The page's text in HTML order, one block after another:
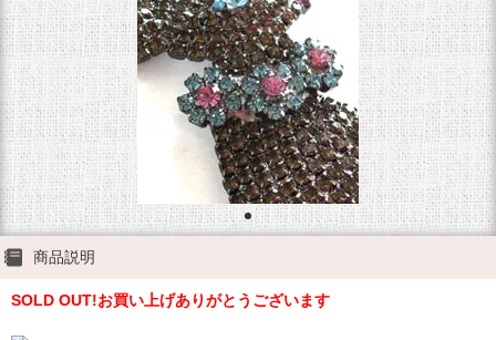
商品説明
SOLD OUT!お買い上げありがとうございます